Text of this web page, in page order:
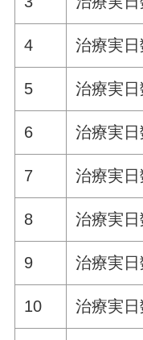
4 治療実日
5 治療実日
6 治療実日
7 治療実
8 治療実日
9 治療実日
10 治療実日